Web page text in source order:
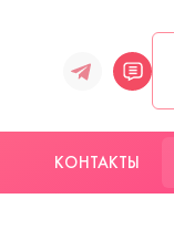
КОНТАКТЫ